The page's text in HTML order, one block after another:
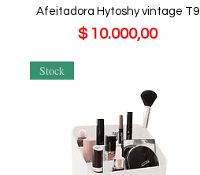
Afeitadora Hytoshy vintage T9
Precio
$ 10.000,00
Stock